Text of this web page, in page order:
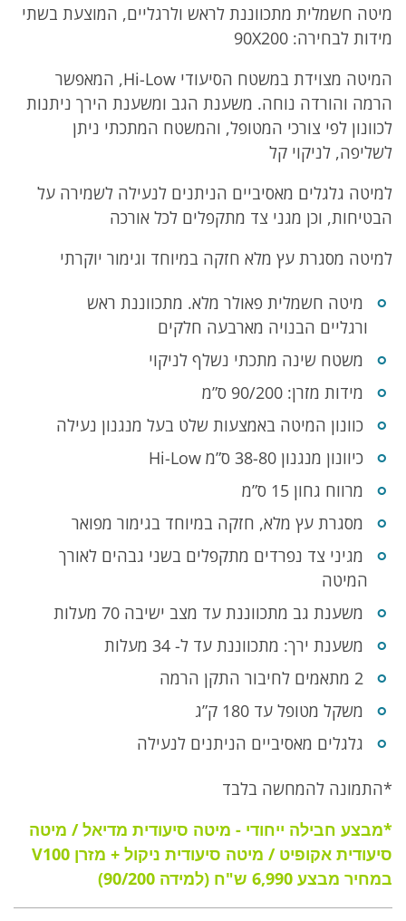
תיאור,
מפרט
ומשלוחים
מיטה חשמלית מתכווננת לראש ולרגליים, המוצעת בשתי
מידות לבחירה: 90X200
המיטה מצוידת במשטח הסיעודי Hi-Low, המאפשר
הרמה והורדה נוחה. משענת הגב ומשענת הירך ניתנות
לכוונון לפי צורכי המטופל, והמשטח המתכתי ניתן
לשליפה, לניקוי קל
למיטה גלגלים מאסיביים הניתנים לנעילה לשמירה על
הבטיחות, וכן מגני צד מתקפלים לכל אורכה
למיטה מסגרת עץ מלא חזקה במיוחד וגימור יוקרתי
מיטה חשמלית פאולר מלא. מתכווננת ראש
ורגליים הבנויה מארבעה חלקים
משטח שינה מתכתי נשלף לניקוי
מידות מזרן: 90/200 ס”מ
כוונון המיטה באמצעות שלט בעל מנגנון נעילה
כיוונון מנגנון 38-80 ס”מ Hi-Low
מרווח גחון 15 ס”מ
מסגרת עץ מלא, חזקה במיוחד בגימור מפואר
מגיני צד נפרדים מתקפלים בשני גבהים לאורך
המיטה
משענת גב מתכווננת עד מצב ישיבה 70 מעלות
משענת ירך: מתכווננת עד ל- 34 מעלות
2 מתאמים לחיבור התקן הרמה
משקל מטופל עד 180 ק”ג
גלגלים מאסיביים הניתנים לנעילה
*התמונה להמחשה בלבד
*מבצע חבילה ייחודי - מיטה סיעודית מדיאל / מיטה
סיעודית אקופיט / מיטה סיעודית ניקול + מזרן V100
במחיר מבצע 6,990 ש"ח (למידה 90/200)